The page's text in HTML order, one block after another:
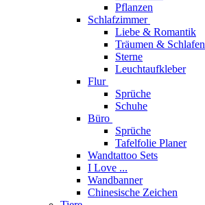
Pflanzen
Schlafzimmer
Liebe & Romantik
Träumen & Schlafen
Sterne
Leuchtaufkleber
Flur
Sprüche
Schuhe
Büro
Sprüche
Tafelfolie Planer
Wandtattoo Sets
I Love ...
Wandbanner
Chinesische Zeichen